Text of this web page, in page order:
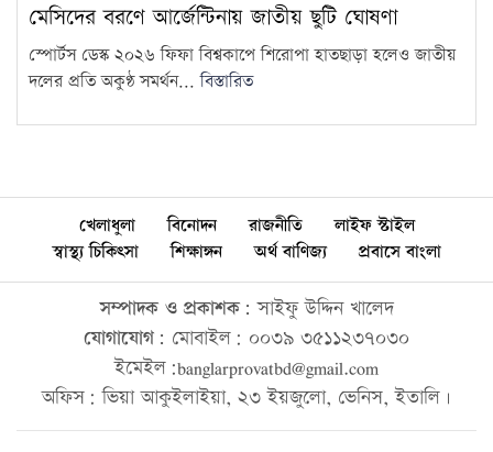
মেসিদের বরণে আর্জেন্টিনায় জাতীয় ছুটি ঘোষণা
স্পোর্টস ডেস্ক ২০২৬ ফিফা বিশ্বকাপে শিরোপা হাতছাড়া হলেও জাতীয়
দলের প্রতি অকুণ্ঠ সমর্থন...বিস্তারিত
খেলাধুলা বিনোদন রাজনীতি
লাইফ স্টাইল
স্বাস্থ্য চিকিৎসা
শিক্ষাঙ্গন অর্থ বাণিজ্য প্রবাসে বাংলা
সম্পাদক ও প্রকাশক: সাইফু উদ্দিন খালেদ
যোগাযোগ: মোবাইল: ০০৩৯ ৩৫১১২৩৭০৩০
ইমেইল:banglarprovatbd@gmail.com
অফিস: ভিয়া আকুইলাইয়া, ২৩ ইয়জুলো, ভেনিস, ইতালি।